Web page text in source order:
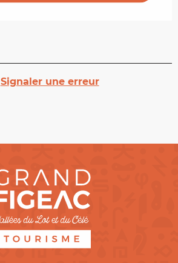
Signaler une erreur